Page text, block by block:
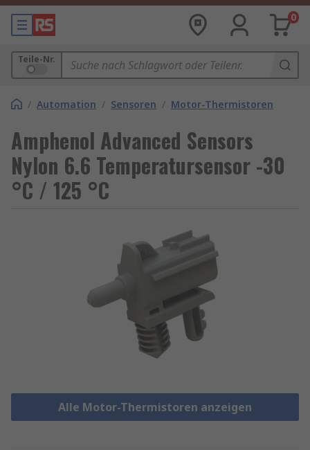
0
Teile-Nr.
/ Automation / Sensoren / Motor-Thermistoren
Amphenol Advanced Sensors
Nylon 6.6 Temperatursensor -30
°C / 125 °C
Alle Motor-Thermistoren anzeigen